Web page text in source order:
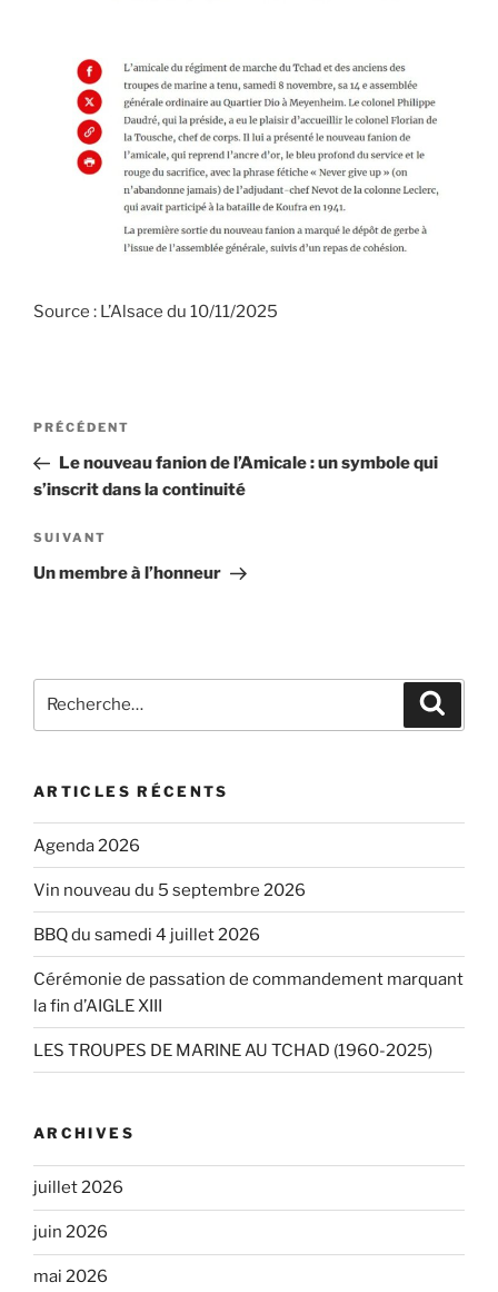
Source : L’Alsace du 10/11/2025
Navigation
l’article
Article
précédent
PRÉCÉDENT
Le nouveau fanion de l’Amicale : un symbole qui
s’inscrit dans la continuité
Article
suivant
SUIVANT
Un membre à l’honneur
pour
ARTICLES RÉCENTS
Agenda 2026
Vin nouveau du 5 septembre 2026
BBQ du samedi 4 juillet 2026
Cérémonie de passation de commandement marquant
la fin d’AIGLE XIII
LES TROUPES DE MARINE AU TCHAD (1960-2025)
ARCHIVES
juillet 2026
juin 2026
mai 2026